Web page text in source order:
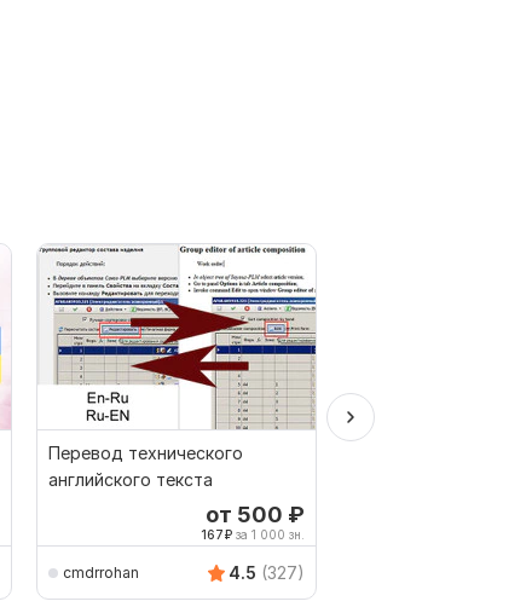
Перевод технического
английского текста
от 500 ₽
167₽ за 1 000 зн.
cmdrrohan 4.5 (327)